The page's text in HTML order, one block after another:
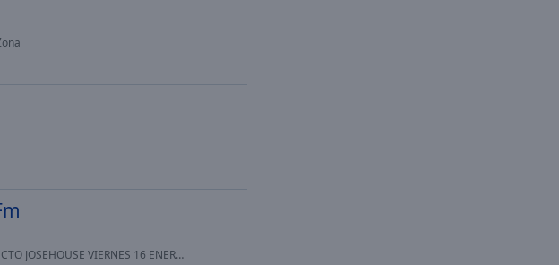
VIERNES 16 ENERO 2026